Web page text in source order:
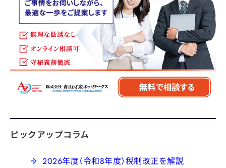
ピックアップコラム
2026年度（令和8年度）税制改正を解説